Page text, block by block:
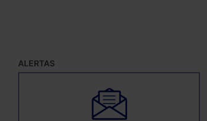
ALERTAS